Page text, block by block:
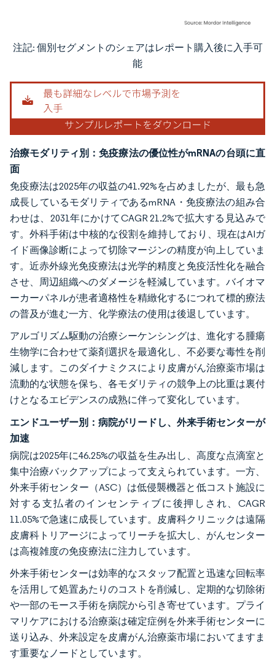
画像 © Mordor Intelligence。再利用にはCC BY 4.0の表示が必要です。
注記: 個別セグメントのシェアはレポート購入後に入手可
能
治療モダリティ別：免疫療法の優位性がmRNAの台頭に直
面
免疫療法は2025年の収益の41.92%を占めましたが、最も急
成長しているモダリティであるmRNA・免疫療法の組み合
わせは、2031年にかけてCAGR 21.2%で拡大する見込みで
す。外科手術は中核的な役割を維持しており、現在はAIガ
イド画像診断によって切除マージンの精度が向上していま
す。近赤外線光免疫療法は光学的精度と免疫活性化を融合
させ、周辺組織へのダメージを軽減しています。バイオマ
ーカーパネルが患者適格性を精緻化するにつれて標的療法
の普及が進む一方、化学療法の使用は後退しています。
アルゴリズム駆動の治療シーケンシングは、進化する腫瘍
生物学に合わせて薬剤選択を最適化し、不必要な毒性を削
減します。このダイナミクスにより皮膚がん治療薬市場は
流動的な状態を保ち、各モダリティの競争上の比重は裏付
けとなるエビデンスの成熟に伴って変化しています。
エンドユーザー別：病院がリードし、外来手術センターが
加速
病院は2025年に46.25%の収益を生み出し、高度な点滴室と
集中治療バックアップによって支えられています。一方、
外来手術センター（ASC）は低侵襲機器と低コスト施設に
対する支払者のインセンティブに後押しされ、CAGR
11.05%で急速に成長しています。皮膚科クリニックは遠隔
皮膚科トリアージによってリーチを拡大し、がんセンター
は高複雑度の免疫療法に注力しています。
外来手術センターは効率的なスタッフ配置と迅速な回転率
を活用して処置あたりのコストを削減し、定期的な切除術
や一部のモース手術を病院から引き寄せています。プライ
マリケアにおける治療薬は確定症例を外来手術センターに
送り込み、外来設定を皮膚がん治療薬市場においてますま
す重要なノードとしています。